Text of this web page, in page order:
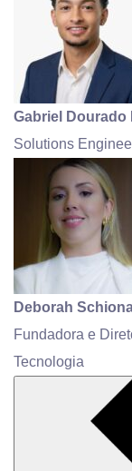
Gabriel Dourado
Solutions
Deborah
Fundadora e
Tecnologia